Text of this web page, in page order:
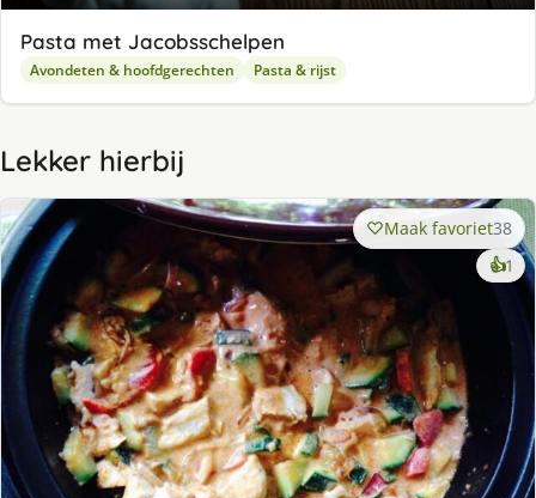
Pasta met Jacobsschelpen
Avondeten & hoofdgerechten Pasta & rijst
Lekker hierbij
Maak favoriet38
👍1